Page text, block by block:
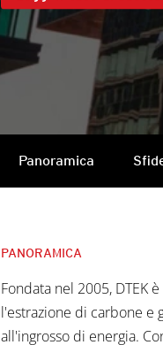
Panoramica
PANORAMICA
Fondata nel 2005, DTEK
l'estrazione di carbone e
all'ingrosso di energia.